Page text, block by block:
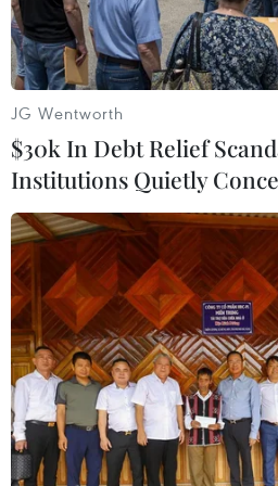
Lực lượng vũ trang Philippines ở
AFP/Getty
Các lực lượng đặc nhiệm
lượng vũ trang Philippines
JG Wentworth
$30k In Debt Relief
Institutions Quietly